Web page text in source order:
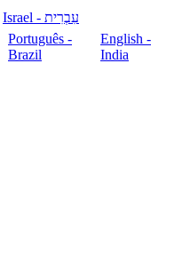
עִבְרִית - Israel
Português -
Brazil
English -
India